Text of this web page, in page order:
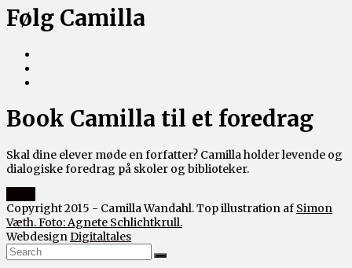
Følg Camilla
Book Camilla til et foredrag
Skal dine elever møde en forfatter? Camilla holder levende og
dialogiske foredrag på skoler og biblioteker.
Copyright 2015 - Camilla Wandahl. Top illustration af Simon
Væth. Foto: Agnete Schlichtkrull.
Webdesign Digitaltales